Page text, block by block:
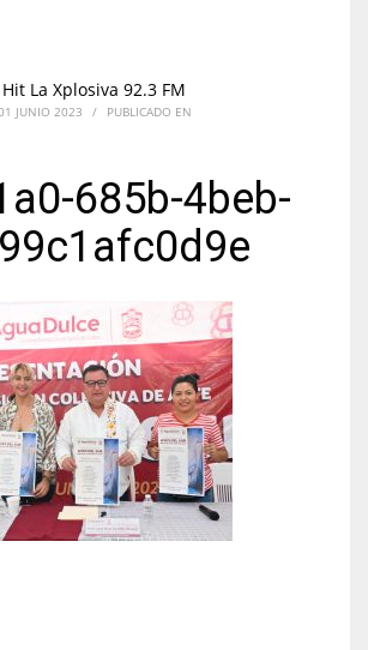
La Xplosiva 92.3 FM
01 JUNIO 2023 / PUBLICADO EN
685b-4beb-